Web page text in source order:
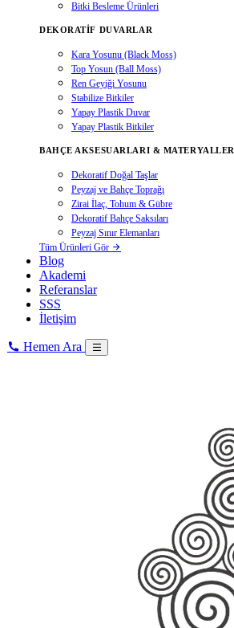
Bitki Besleme Ürünleri
DEKORATIF DUVARLAR
Kara Yosunu (Black Moss)
Top Yosun (Ball Moss)
Ren Geyiği Yosunu
Stabilize Bitkiler
Yapay Plastik Duvar
Yapay Plastik Bitkiler
BAHÇE AKSESUARLARI & MATERYALLER
Dekoratif Doğal Taşlar
Peyzaj ve Bahçe Toprağı
Zirai İlaç, Tohum & Gübre
Dekoratif Bahçe Saksıları
Peyzaj Sınır Elemanları
Tüm Ürünleri Gör
Blog
Akademi
Referanslar
SSS
İletişim
Hemen Ara